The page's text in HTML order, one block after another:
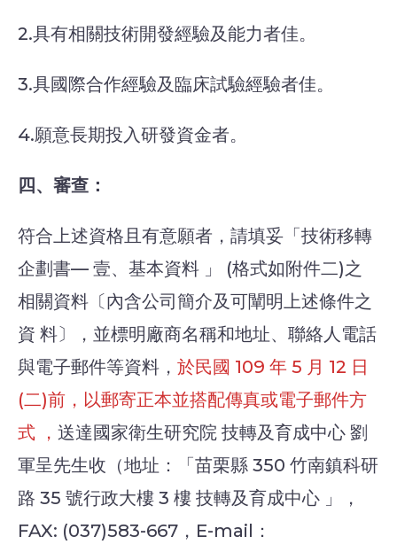
2.具有相關技術開發經驗及能力者佳。
3.具國際合作經驗及臨床試驗經驗者佳。
4.願意長期投入研發資金者。
四、審查：
符合上述資格且有意願者，請填妥「技術移轉
企劃書— 壹、基本資料 」 (格式如附件二)之
相關資料〔內含公司簡介及可闡明上述條件之
資 料〕，並標明廠商名稱和地址、聯絡人電話
與電子郵件等資料， 於民國 109 年 5 月 12 日
(二)前，以郵寄正本並搭配傳真或電子郵件方
式 ， 送達國家衛生研究院 技轉及育成中心 劉
軍呈先生收（地址：「苗栗縣 350 竹南鎮科研
路 35 號行政大樓 3 樓 技轉及育成中心 」，
FAX: (037)583-667，E-mail：